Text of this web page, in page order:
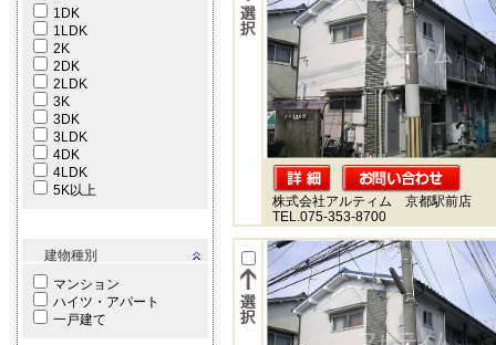
1DK
1LDK
2K
2DK
2LDK
3K
3DK
3LDK
4DK
4LDK
5K以上
建物種別
マンション
ハイツ・アパート
一戸建て
株式会社アルティム 京都駅前店
TEL.075-353-8700